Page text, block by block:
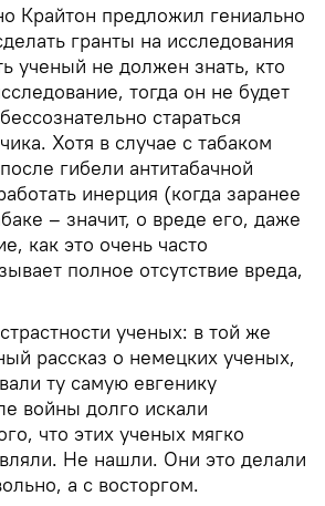
Крайтон предложил гениально
гранты на исследования
ученый не должен знать, кто
тогда он не будет
стараться
Хотя в случае с табаком
гибели антитабачной
инерция (когда заранее
– значит, о вреде его, даже
как это очень часто
полное отсутствие вреда,
ученых: в той же
рассказ о немецких ученых,
ту самую евгенику
войны долго искали
что этих ученых мягко
Не нашли. Они это делали
а с восторгом.